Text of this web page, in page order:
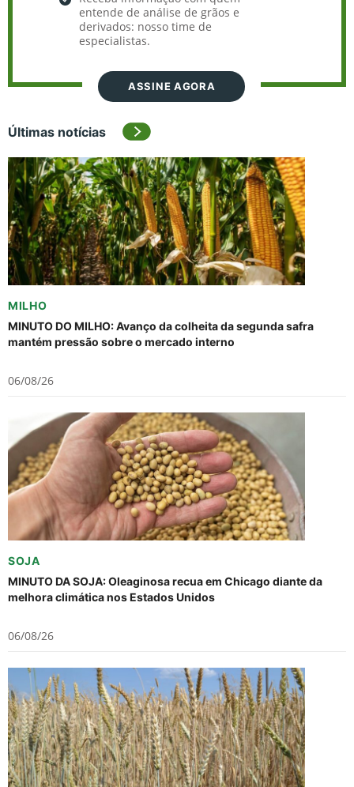
entende de análise de grãos e
derivados: nosso time de
especialistas.
ASSINE AGORA
Últimas notícias
MILHO
MINUTO DO MILHO: Avanço da colheita da segunda safra
mantém pressão sobre o mercado interno
06/08/26
SOJA
MINUTO DA SOJA: Oleaginosa recua em Chicago diante da
melhora climática nos Estados Unidos
06/08/26